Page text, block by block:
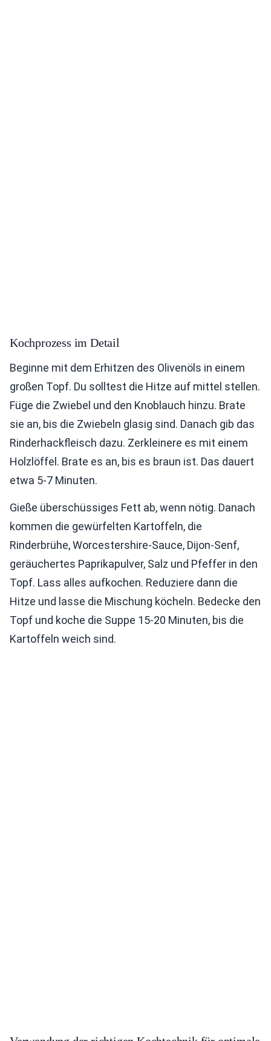
Kochprozess im Detail
Beginne mit dem Erhitzen des Olivenöls in einem
großen Topf. Du solltest die Hitze auf mittel stellen.
Füge die Zwiebel und den Knoblauch hinzu. Brate
sie an, bis die Zwiebeln glasig sind. Danach gib das
Rinderhackfleisch dazu. Zerkleinere es mit einem
Holzlöffel. Brate es an, bis es braun ist. Das dauert
etwa 5-7 Minuten.
Gieße überschüssiges Fett ab, wenn nötig. Danach
kommen die gewürfelten Kartoffeln, die
Rinderbrühe, Worcestershire-Sauce, Dijon-Senf,
geräuchertes Paprikapulver, Salz und Pfeffer in den
Topf. Lass alles aufkochen. Reduziere dann die
Hitze und lasse die Mischung köcheln. Bedecke den
Topf und koche die Suppe 15-20 Minuten, bis die
Kartoffeln weich sind.